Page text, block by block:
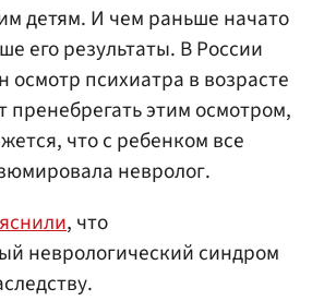
детям. И чем раньше начато
его результаты. В России
осмотр психиатра в возрасте
пренебрегать этим осмотром,
что с ребенком все
невролог.
, что
неврологический синдром